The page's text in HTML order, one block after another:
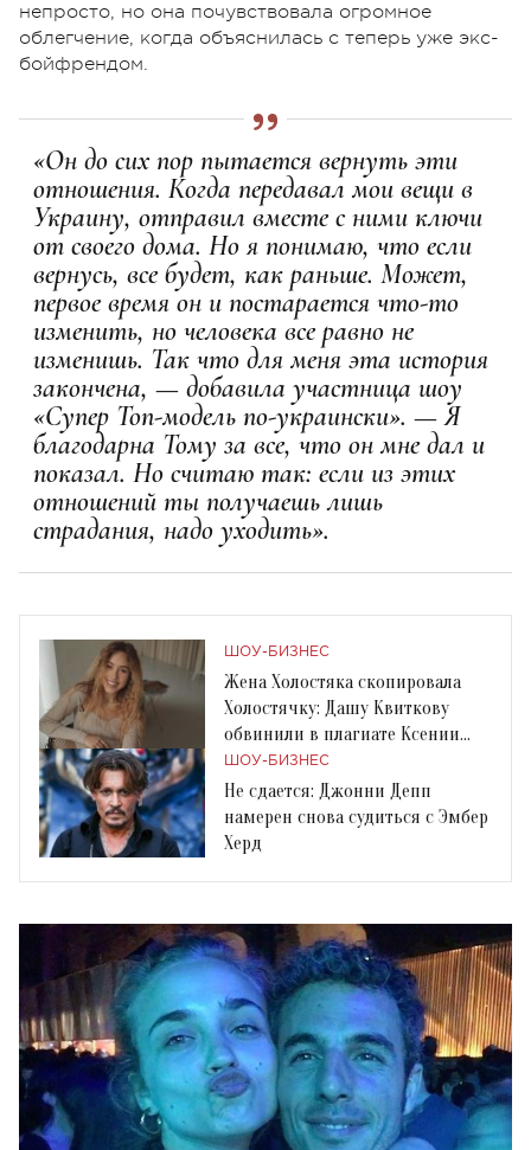
непросто, но она почувствовала огромное
облегчение, когда объяснилась с теперь уже экс-
бойфрендом.
«Он до сих пор пытается вернуть эти
отношения. Когда передавал мои вещи в
Украину, отправил вместе с ними ключи
от своего дома. Но я понимаю, что если
вернусь, все будет, как раньше. Может,
первое время он и постарается что-то
изменить, но человека все равно не
изменишь. Так что для меня эта история
закончена, — добавила участница шоу
«Супер Топ-модель по-украински». — Я
благодарна Тому за все, что он мне дал и
показал. Но считаю так: если из этих
отношений ты получаешь лишь
страдания, надо уходить».
ШОУ-БИЗНЕС
Жена Холостяка скопировала
Холостячку: Дашу Квиткову
обвинили в плагиате Ксении
Мишиной
ШОУ-БИЗНЕС
Не сдается: Джонни Депп
намерен снова судиться с Эмбер
Херд